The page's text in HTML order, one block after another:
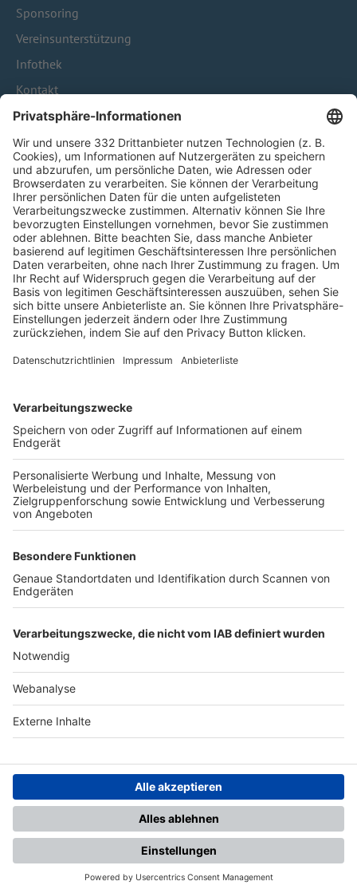
Sponsoring
Vereinsunterstützung
Infothek
Kontakt
HÄUFIG BESUCHTE SEITEN
Pässe und Vereinswechsel
Trainerausbildung
Schulungsangebot Vereinsmitarbeiter
BFV-Geschäftsstellen
Trainerbörse
Login SpielPlus
FOLGE DEM BFV
TOP-VEREINE
TOP-PARTNER
Nutzungsbedingungen Datenschutz Impressum